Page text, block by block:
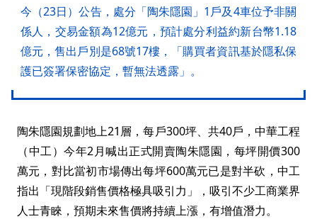
今（23日）公告，處分「陶朱隱園」1戶及4車位予非關
係人，交易金額為12億元，預計處分利益約新台幣1.18
億元，售出戶別是68號17樓，「購買者資訊基於隱私保
護已簽署保密協定，暫無法透露」。
陶朱隱園規劃地上21層，每戶300坪、共40戶，中華工程
（中工）今年2月喊出正式開賣陶朱隱園，每坪開價300
萬元，對比當初市場傳出每坪600萬元已是對半砍，中工
指出「現階段銷售價格極具吸引力」，吸引不少工商業界
人士青睞，預期未來售價將持續上漲，有增值潛力。